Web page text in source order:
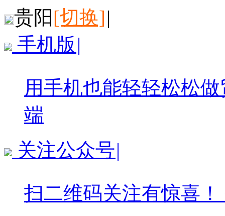
贵阳[切换]|
手机版 |
用手机也能轻轻松松
端
关注公众号|
扫二维码关注有惊喜！